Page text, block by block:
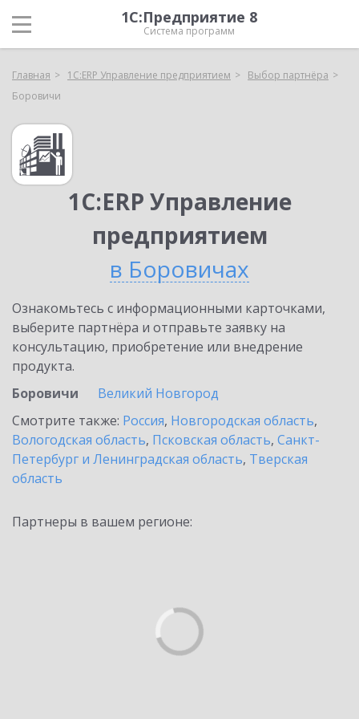
1С:Предприятие 8
Система программ
Главная 1С:ERP Управление предприятием
Выбор партнёра
Боровичи
1С:ERP Управление
предприятием
в Боровичах
Ознакомьтесь с информационными карточками,
выберите партнёра и отправьте заявку на
консультацию, приобретение или внедрение
продукта.
Боровичи
Великий Новгород
Смотрите также: Россия, Новгородская область,
Вологодская область, Псковская область, Санкт-
Петербург и Ленинградская область, Тверская
область
Партнеры в вашем регионе: